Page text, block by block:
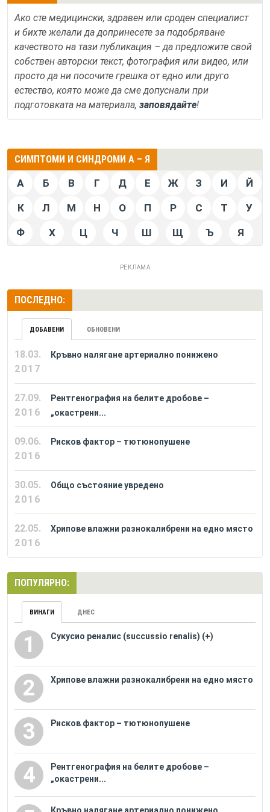
Ако сте медицински, здравен или сроден специалист
и бихте желали да допринесете за подобряване
качеството на тази публикация – да предложите свой
собствен авторски текст, фотография или видео, или
просто да ни посочите грешка от едно или друго
естество, която може да сме допуснали при
подготовката на материала, заповядайте!
СИМПТОМИ И СИНДРОМИ А – Я
А Б В Г Д Е Ж З И Й
К Л М Н О П Р С Т У
Ф Х Ц Ч Ш Щ Ъ Я
РЕКЛАМА
ПОСЛЕДНО:
ДОБАВЕНИ ОБНОВЕНИ
18.03.
2017
Кръвно налягане артериално понижено
27.09.
2016
Рентгенография на белите дробове –
„окастрени...
09.06.
2016
Рисков фактор – тютюнопушене
30.05.
2016
Общо състояние увредено
22.05.
2016
Хрипове влажни разнокалибрени на едно място
ПОПУЛЯРНО:
ВИНАГИ ДНЕС
1 Сукусио реналис (succussio renalis) (+)
2 Хрипове влажни разнокалибрени на едно място
3 Рисков фактор – тютюнопушене
4
Рентгенография на белите дробове –
„окастрени...